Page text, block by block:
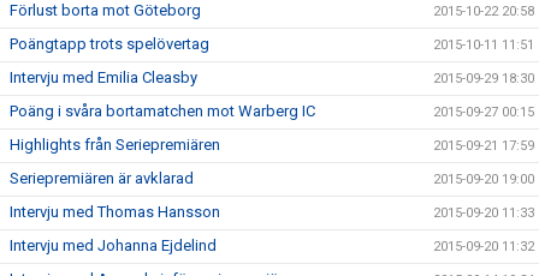
Förlust borta mot Göteborg 2015-10-22 20:58
Poängtapp trots spelövertag 2015-10-11 11:51
Intervju med Emilia Cleasby 2015-09-29 18:30
Poäng i svåra bortamatchen mot Warberg IC 2015-09-27 00:15
Highlights från Seriepremiären 2015-09-21 17:59
Seriepremiären är avklarad 2015-09-20 19:00
Intervju med Thomas Hansson 2015-09-20 11:33
Intervju med Johanna Ejdelind 2015-09-20 11:32